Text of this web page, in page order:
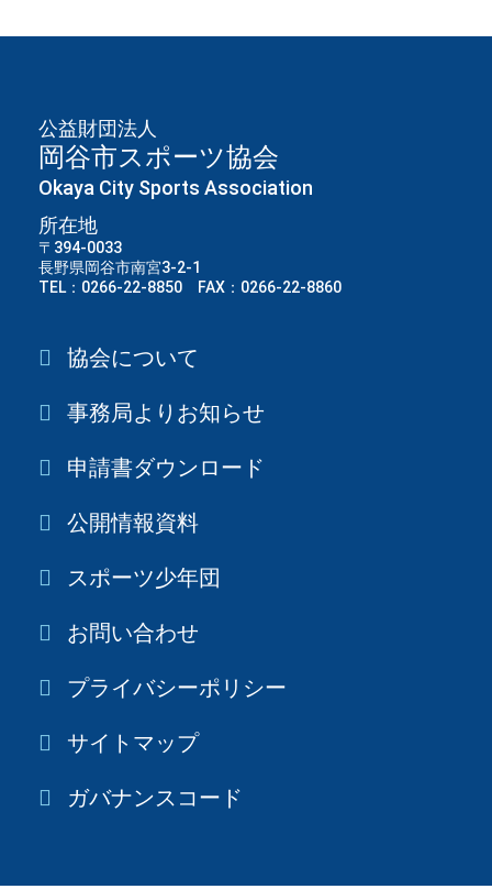
公益財団法人
岡谷市スポーツ協会
Okaya City Sports Association
所在地
〒394-0033
長野県岡谷市南宮3-2-1
TEL：0266-22-8850 FAX：0266-22-8860
協会について
事務局よりお知らせ
申請書ダウンロード
公開情報資料
スポーツ少年団
お問い合わせ
プライバシーポリシー
サイトマップ
ガバナンスコード